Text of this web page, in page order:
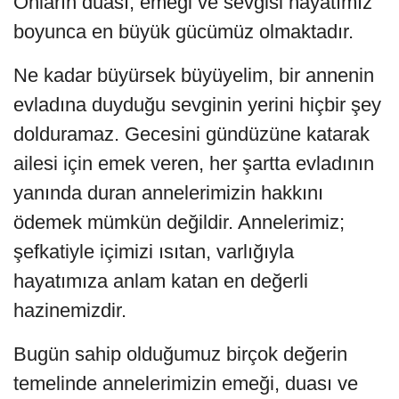
boyunca en büyük gücümüz olmaktadır.
Ne kadar büyürsek büyüyelim, bir annenin
evladına duyduğu sevginin yerini hiçbir şey
dolduramaz. Gecesini gündüzüne katarak
ailesi için emek veren, her şartta evladının
yanında duran annelerimizin hakkını
ödemek mümkün değildir. Annelerimiz;
şefkatiyle içimizi ısıtan, varlığıyla
hayatımıza anlam katan en değerli
hazinemizdir.
Bugün sahip olduğumuz birçok değerin
temelinde annelerimizin emeği, duası ve